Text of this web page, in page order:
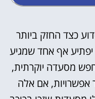
כצד החזק ביותר
אף אחד שמגיע
מסעדה יוקרתית,
אפשרויות, אם אלה